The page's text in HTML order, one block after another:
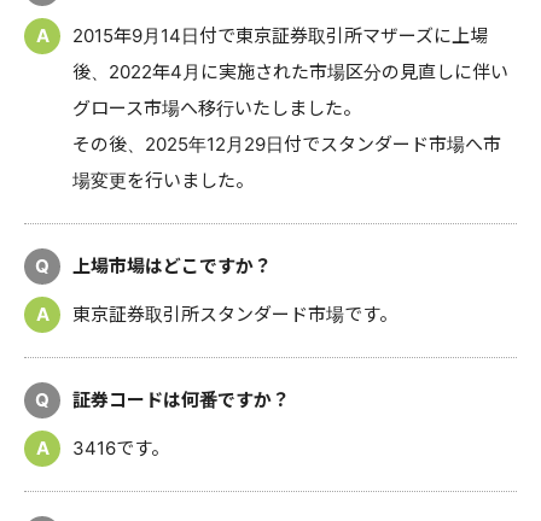
A
2015年9月14日付で東京証券取引所マザーズに上場
後、2022年4月に実施された市場区分の見直しに伴い
グロース市場へ移行いたしました。
その後、2025年12月29日付でスタンダード市場へ市
場変更を行いました。
Q 上場市場はどこですか？
A 東京証券取引所スタンダード市場です。
Q 証券コードは何番ですか？
A 3416です。